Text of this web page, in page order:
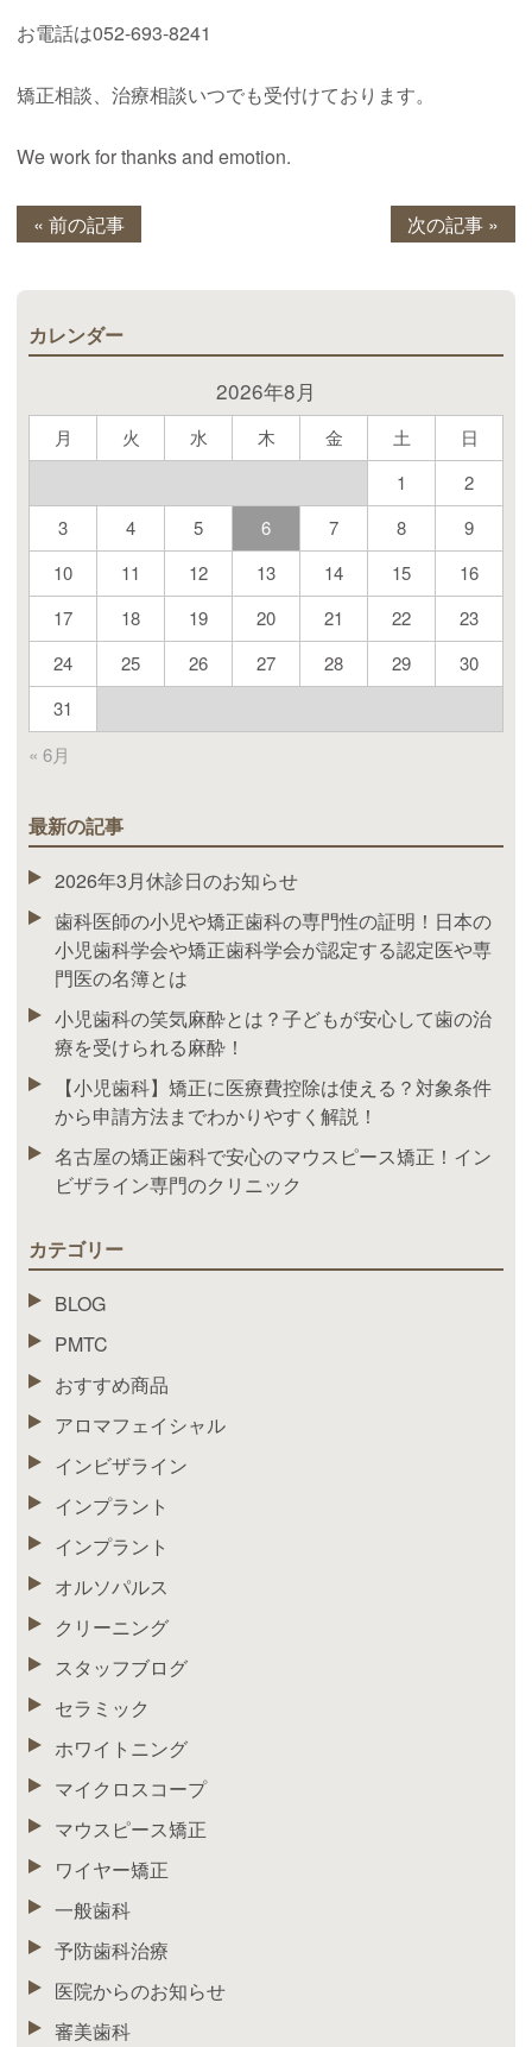
お電話は052-693-8241
矯正相談、治療相談いつでも受付けております。
We work for thanks and emotion.
« 前の記事 次の記事 »
カレンダー
2026年8月
月 火 水 木 金 土 日
« 6月
1
2
3
4 5 6 7 8
9
10
11 12 13 14 15
16
17
18 19 20 21 22
23
24
25 26 27 28 29
30
31
最新の記事
2026年3月休診日のお知らせ
歯科医師の小児や矯正歯科の専門性の証明！日本の
小児歯科学会や矯正歯科学会が認定する認定医や専
門医の名簿とは
小児歯科の笑気麻酔とは？子どもが安心して歯の治
療を受けられる麻酔！
【小児歯科】矯正に医療費控除は使える？対象条件
から申請方法までわかりやすく解説！
名古屋の矯正歯科で安心のマウスピース矯正！イン
ビザライン専門のクリニック
カテゴリー
BLOG
PMTC
おすすめ商品
アロマフェイシャル
インビザライン
インプラント
インプラント
オルソパルス
クリーニング
スタッフブログ
セラミック
ホワイトニング
マイクロスコープ
マウスピース矯正
ワイヤー矯正
一般歯科
予防歯科治療
医院からのお知らせ
審美歯科